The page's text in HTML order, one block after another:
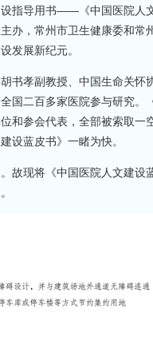
指导用书——《中国医院人
办，常州市卫生健康委和常
发展新纪元。
书孝副教授、中国生命关
国二百多家医院参与研究。
和参会代表，全部被索取
设蓝皮书》一睹为快。
故现将《中国医院人文建设